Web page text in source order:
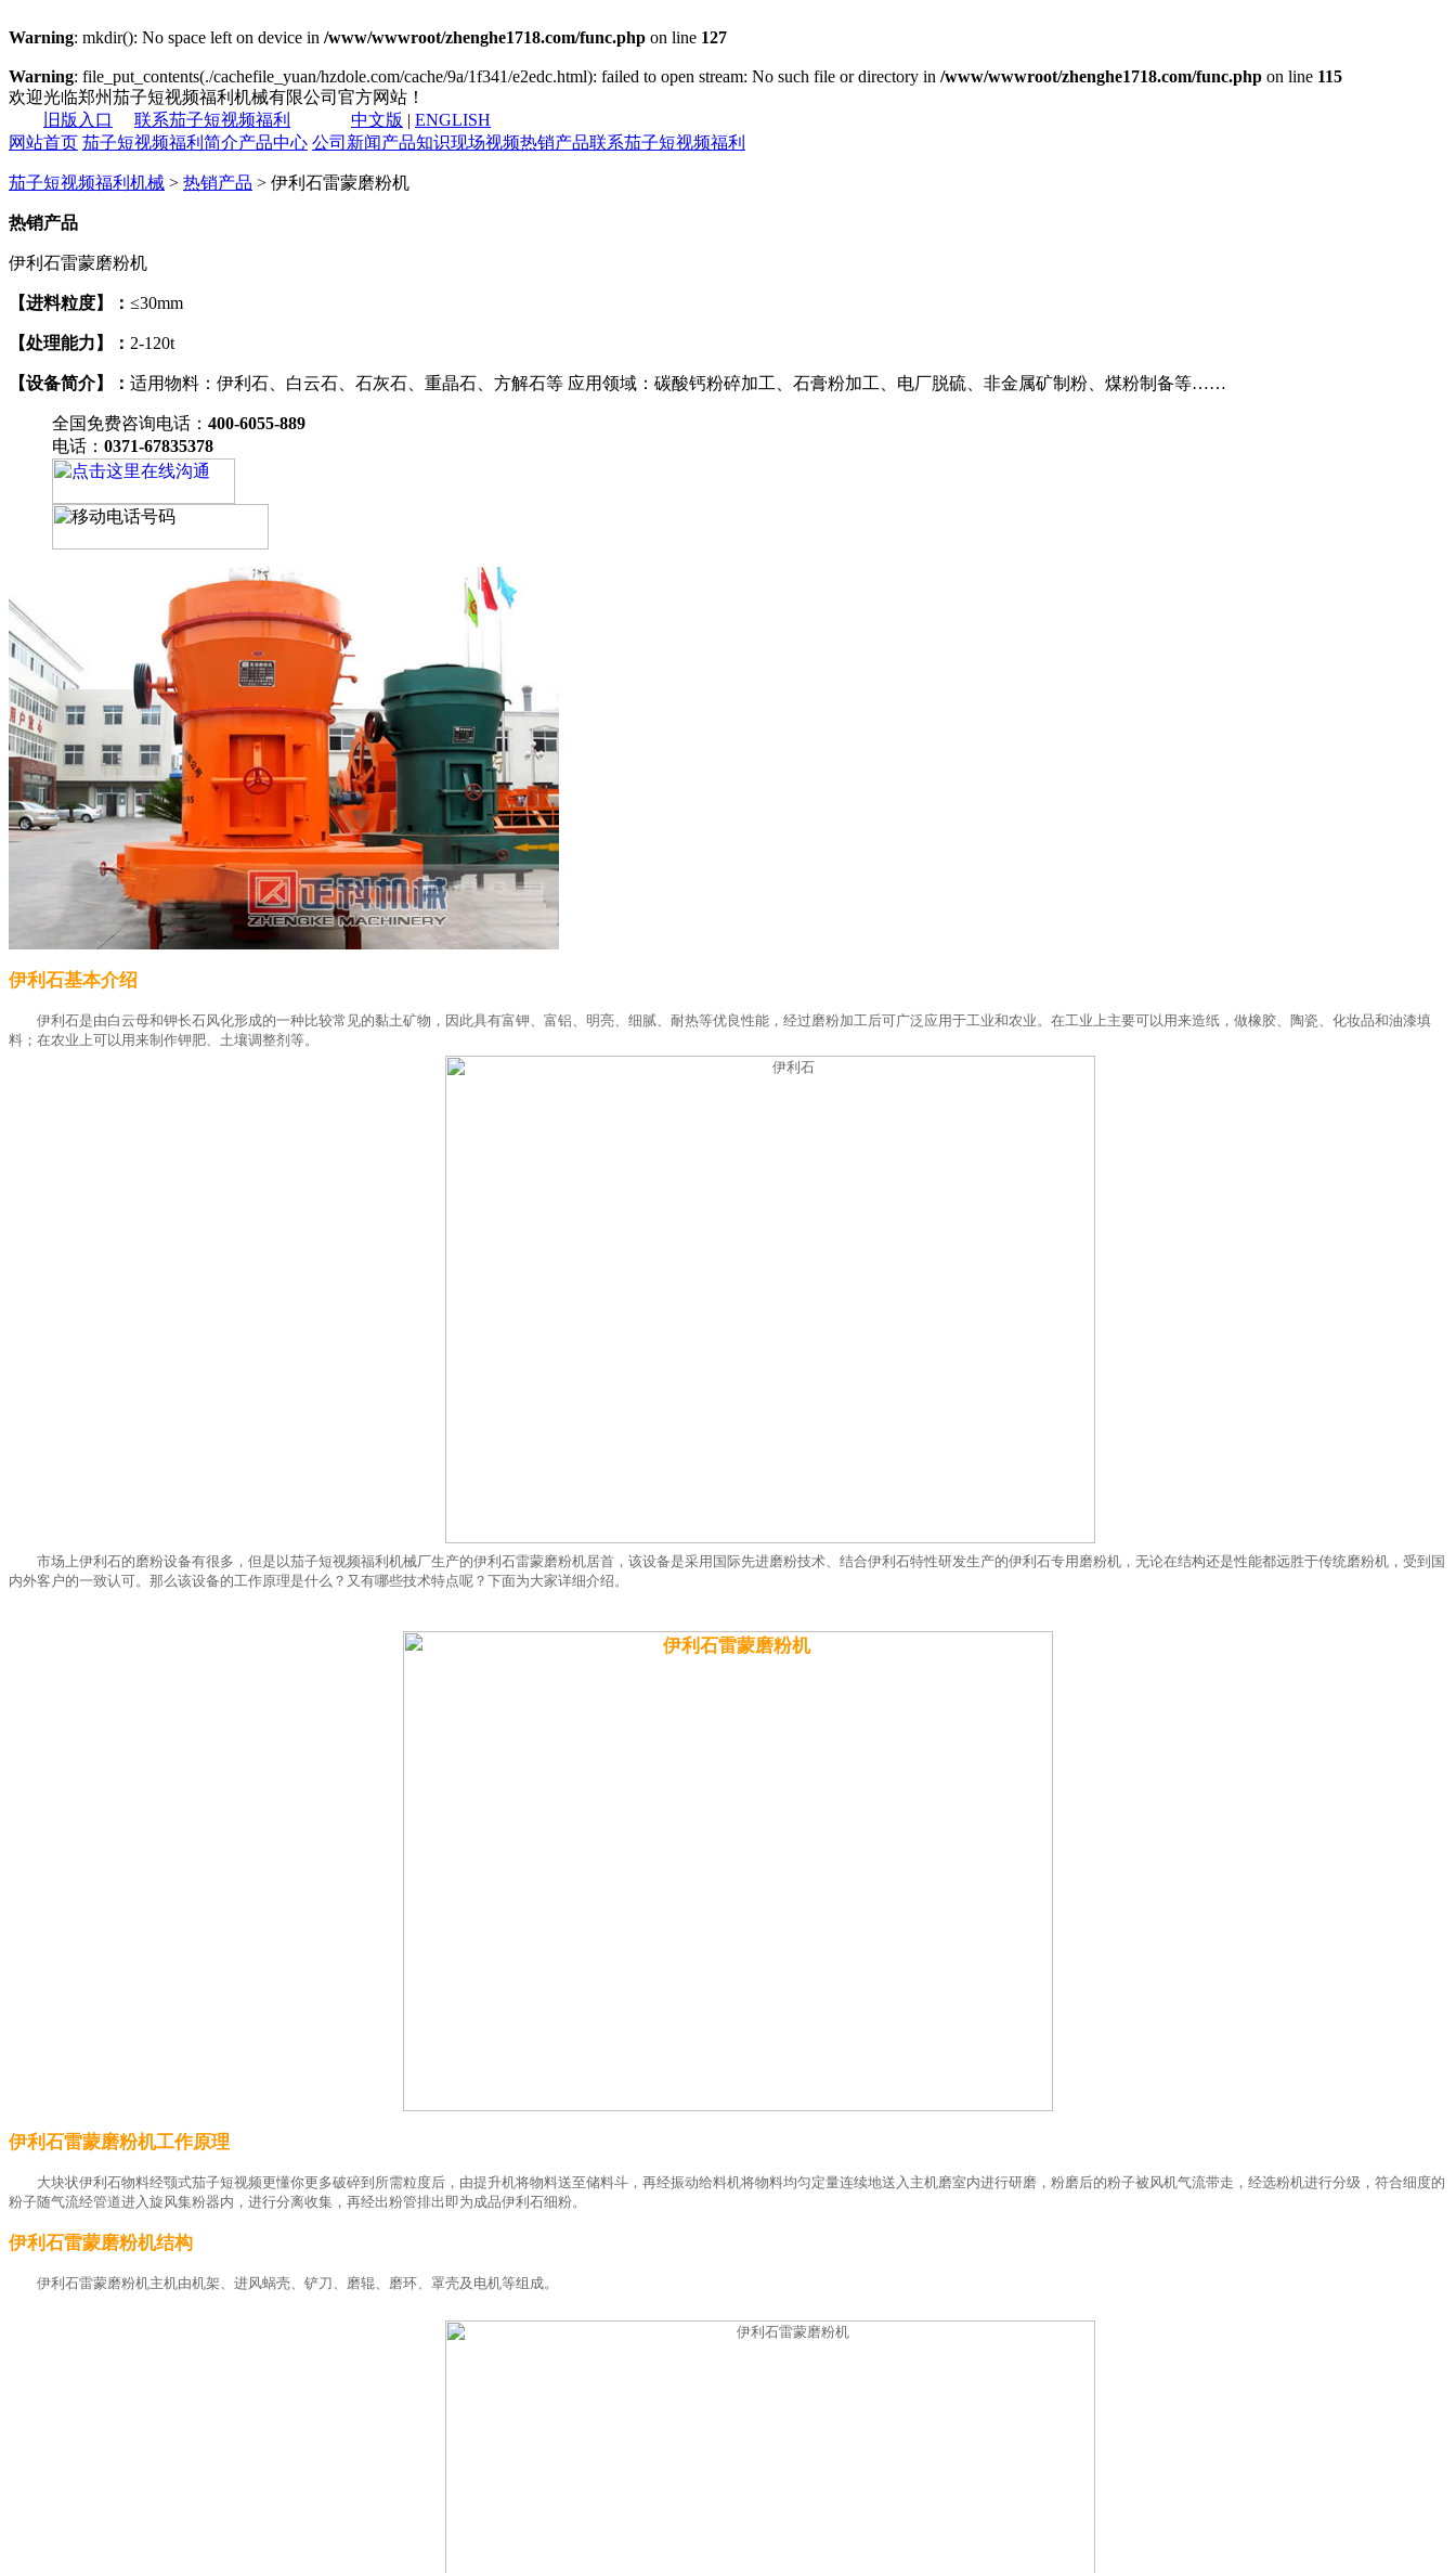
Warning: mkdir(): No space left on device in /www/wwwroot/zhenghe1718.com/func.php on line 127
Warning: file_put_contents(./cachefile_yuan/hzdole.com/cache/9a/1f341/e2edc.html): failed to open stream: No such file or directory in /www/wwwroot/zhenghe1718.com/func.php on line 115
欢迎光临郑州茄子短视频福利机械有限公司官方网站！
旧版入口
联系茄子短视频福利 中文版 | ENGLISH
网站首页 茄子短视频福利简介产品中心 公司新闻产品知识现场视频热销产品联系茄子短视频福利
茄子短视频福利机械 > 热销产品 > 伊利石雷蒙磨粉机
热销产品
伊利石雷蒙磨粉机
【进料粒度】： ≤30mm
【处理能力】： 2-120t
【设备简介】： 适用物料：伊利石、白云石、石灰石、重晶石、方解石等 应用领域：碳酸钙粉碎加工、石膏粉加工、电厂脱硫、非金属矿制粉、煤粉制备等……
全国免费咨询电话： 400-6055-889
电话： 0371-67835378
伊利石基本介绍
伊利石是由白云母和钾长石风化形成的一种比较常见的黏土矿物，因此具有富钾、富铝、明亮、细腻、耐热等优良性能，经过磨粉加工后可广泛应用于工业和农业。在工业上主要可以用来造纸，做橡胶、陶瓷、化妆品和油漆填
料；在农业上可以用来制作钾肥、土壤调整剂等。
市场上伊利石的磨粉设备有很多，但是以茄子短视频福利机械厂生产的伊利石雷蒙磨粉机居首，该设备是采用国际先进磨粉技术、结合伊利石特性研发生产的伊利石专用磨粉机，无论在结构还是性能都远胜于传统磨粉机，受到国
内外客户的一致认可。那么该设备的工作原理是什么？又有哪些技术特点呢？下面为大家详细介绍。
伊利石雷蒙磨粉机工作原理
大块状伊利石物料经颚式茄子短视频更懂你更多破碎到所需粒度后，由提升机将物料送至储料斗，再经振动给料机将物料均匀定量连续地送入主机磨室内进行研磨，粉磨后的粉子被风机气流带走，经选粉机进行分级，符合细度的
粉子随气流经管道进入旋风集粉器内，进行分离收集，再经出粉管排出即为成品伊利石细粉。
伊利石雷蒙磨粉机结构
伊利石雷蒙磨粉机主机由机架、进风蜗壳、铲刀、磨辊、磨环、罩壳及电机等组成。